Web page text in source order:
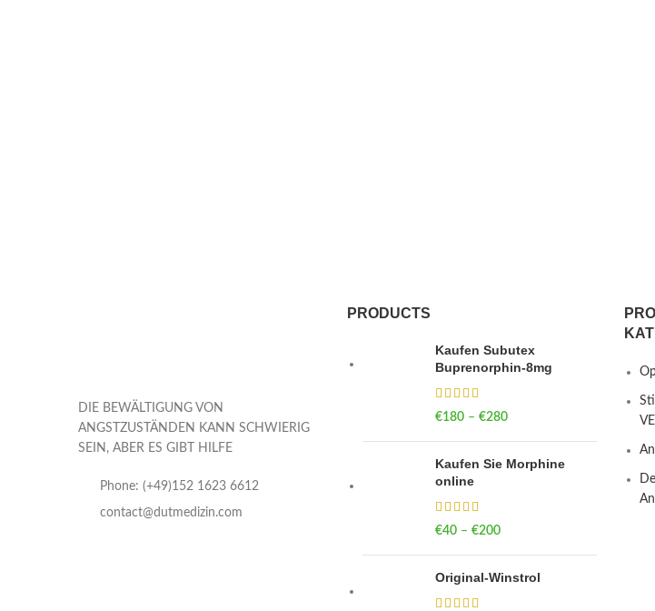
DIE BEWÄLTIGUNG VON
ANGSTZUSTÄNDEN KANN SCHWIERIG
SEIN, ABER ES GIBT HILFE
Phone: (+49)152 1623 6612
contact@dutmedizin.com
PRODUCTS
Kaufen Subutex
Buprenorphin-8mg
€180 – €280Price range: €180
Kaufen Sie Morphine
online
€40 – €200Price range: €40
Original-Winstrol